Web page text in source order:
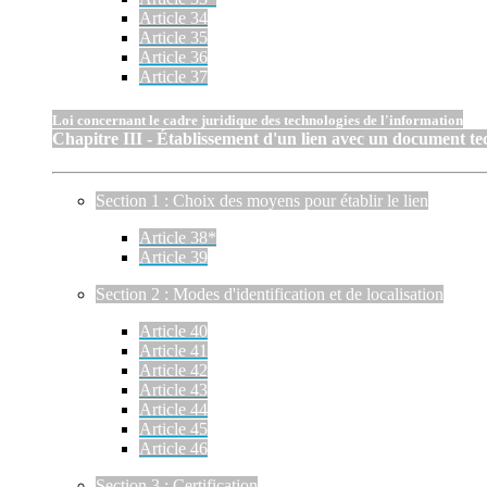
Article 34
Article 35
Article 36
Article 37
Loi concernant le cadre juridique des technologies de l'information
Chapitre III - Établissement d'un lien avec un document
Section 1 : Choix des moyens pour établir le lien
Article 38*
Article 39
Section 2 : Modes d'identification et de localisation
Article 40
Article 41
Article 42
Article 43
Article 44
Article 45
Article 46